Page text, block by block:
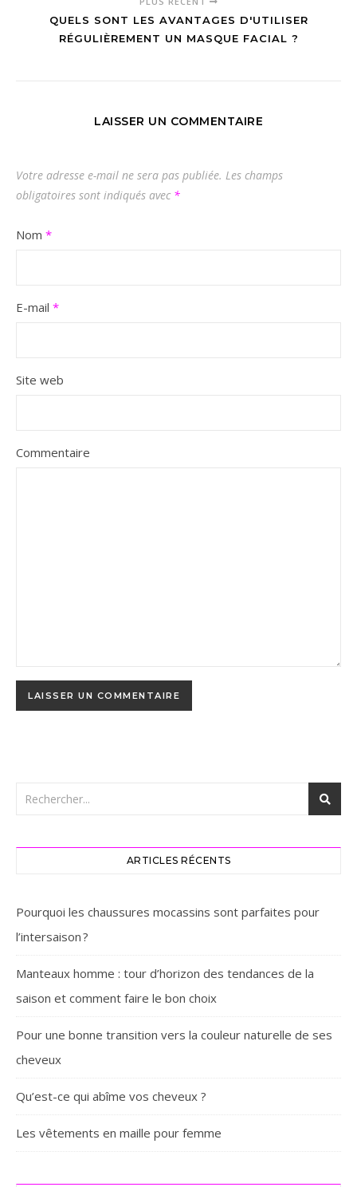
QUELS SONT LES AVANTAGES D'UTILISER
RÉGULIÈREMENT UN MASQUE FACIAL ?
LAISSER UN COMMENTAIRE
Votre adresse e-mail ne sera pas publiée. Les champs
obligatoires sont indiqués avec *
Nom *
E-mail *
Site web
Commentaire
ARTICLES RÉCENTS
Pourquoi les chaussures mocassins sont parfaites pour
l’intersaison ? ‎
Manteaux homme : tour d’horizon des tendances de la
saison et comment faire le bon choix
Pour une bonne transition vers la couleur naturelle de ses
cheveux
Qu’est-ce qui abîme vos cheveux ?
Les vêtements en maille pour femme